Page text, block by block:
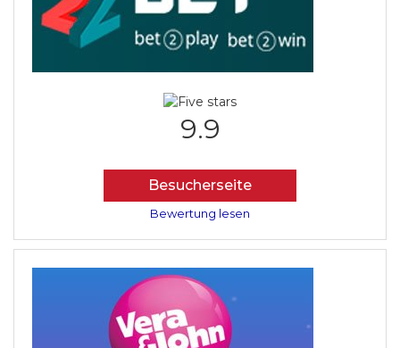
9.9
Besucherseite
Bewertung lesen